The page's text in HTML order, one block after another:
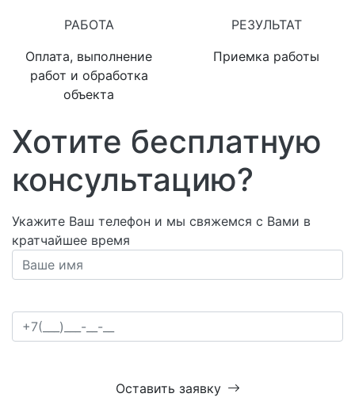
РАБОТА
Оплата, выполнение
работ и обработка
объекта
РЕЗУЛЬТАТ
Приемка работы
Хотите бесплатную
консультацию?
Укажите Ваш телефон и мы свяжемся с Вами в
кратчайшее время
Оставить заявку